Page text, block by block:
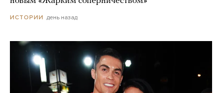
ИСТОРИИ день назад